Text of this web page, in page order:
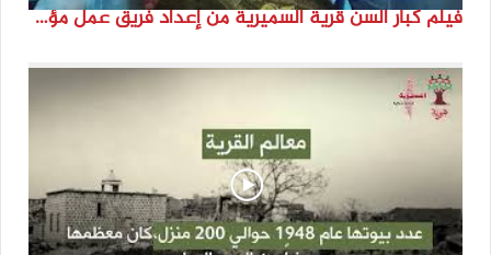
فيلم كبار السن قرية السميرية من إعداد فريق عمل مؤسسة هوية